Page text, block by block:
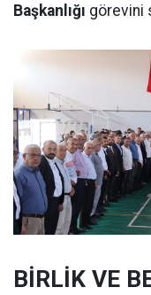
Başkanlığı görevini
BİRLİK VE